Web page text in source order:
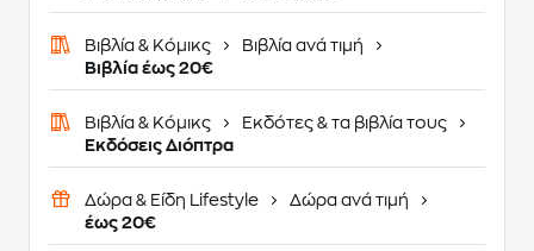
Βιβλία & Κόμικς
Βιβλία ανά τιμή
Βιβλία έως 20€
Βιβλία & Κόμικς
Εκδότες & τα βιβλία τους
Εκδόσεις Διόπτρα
Δώρα & Είδη Lifestyle
Δώρα ανά τιμή
έως 20€